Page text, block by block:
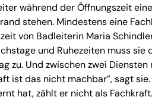
während der Öffnungszeit
stehen. Mindestens eine
von Badleiterin Maria
und Ruhezeiten muss sie
zu. Und zwischen zwei
ist das nicht machbar”, sagt
hat, zählt er nicht als Fachkraft.